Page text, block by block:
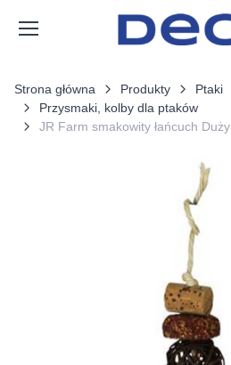
Strona główna Produkty Ptaki
Przysmaki, kolby dla ptaków
JR Farm smakowity łańcuch Duży